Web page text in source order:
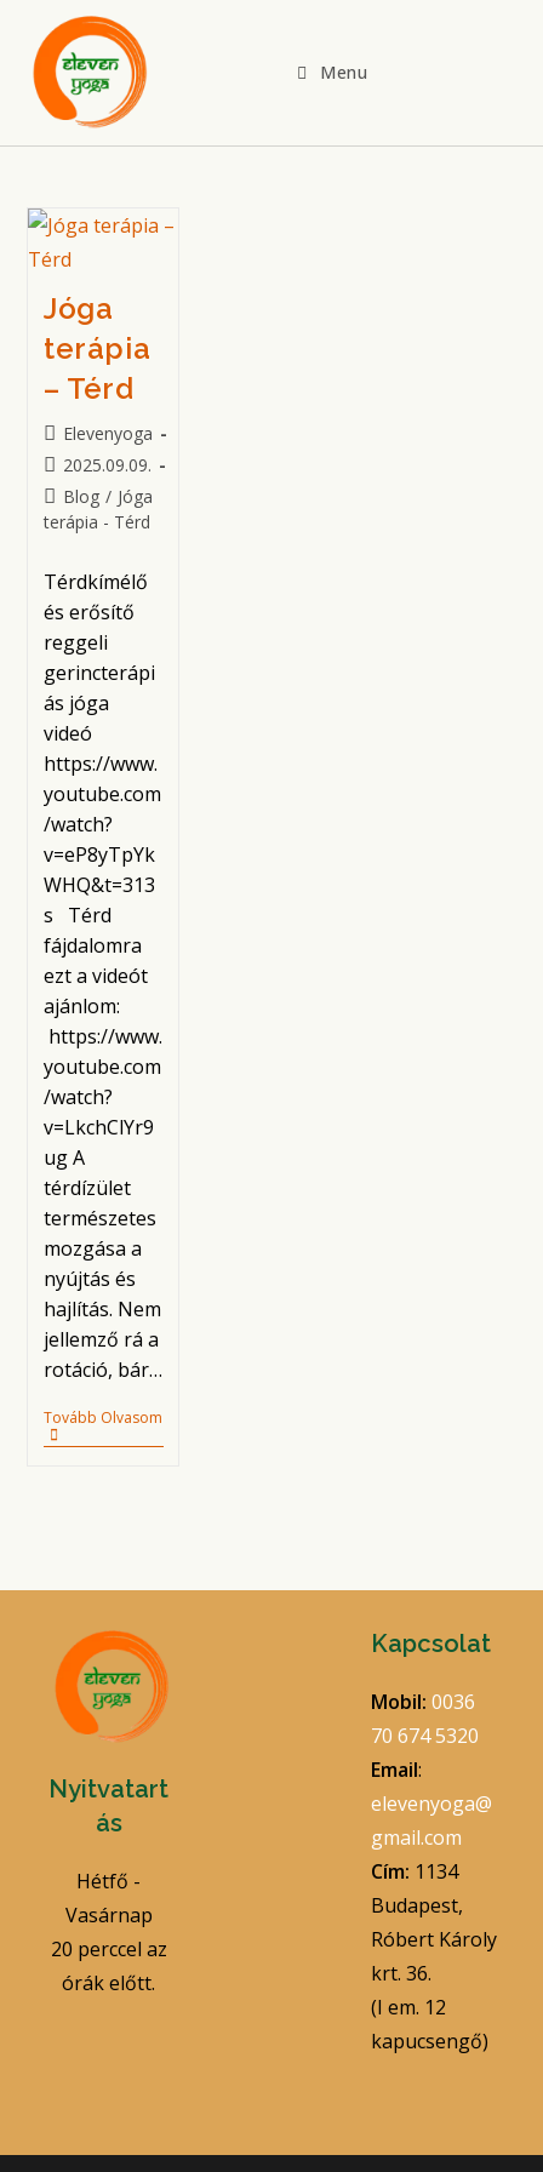
content
Menu
Jóga
terápia
– Térd
Post
author:
Elevenyoga
Post
published:
2025.09.09.
Post
category:
Blog / Jóga
terápia - Térd
Térdkímélő
és erősítő
reggeli
gerincterápi
ás jóga
videó ​
https://www.
youtube.com
/watch?
v=eP8yTpYk
WHQ&t=313
s Térd
fájdalomra
ezt a videót
ajánlom:
https://www.
youtube.com
/watch?
v=LkchClYr9
ug A
térdízület
természetes
mozgása a
nyújtás és
hajlítás. Nem
jellemző rá a
rotáció, bár…
Tovább OlvasomJóga
Nyitvatart
ás
Hétfő -
Vasárnap
20 perccel az
órák előtt.
Kapcsolat
Mobil: 0036
70 674 5320
Email:
elevenyoga@
gmail.com
Cím: 1134
Budapest,
Róbert Károly
krt. 36.
(I em. 12
kapucsengő)